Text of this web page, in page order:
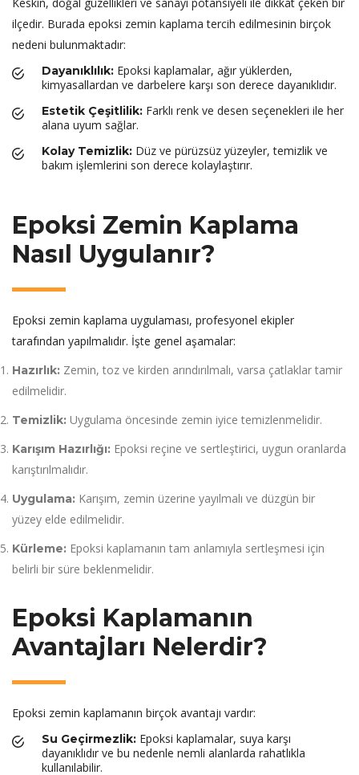
ilçedir. Burada epoksi zemin kaplama tercih edilmesinin birçok
nedeni bulunmaktadır:
Dayanıklılık: Epoksi kaplamalar, ağır yüklerden,
kimyasallardan ve darbelere karşı son derece dayanıklıdır.
Estetik Çeşitlilik: Farklı renk ve desen seçenekleri ile her
alana uyum sağlar.
Kolay Temizlik: Düz ve pürüzsüz yüzeyler, temizlik ve
bakım işlemlerini son derece kolaylaştırır.
Epoksi Zemin Kaplama
Nasıl Uygulanır?
Epoksi zemin kaplama uygulaması, profesyonel ekipler
tarafından yapılmalıdır. İşte genel aşamalar:
Hazırlık: Zemin, toz ve kirden arındırılmalı, varsa çatlaklar tamir
edilmelidir.
Temizlik: Uygulama öncesinde zemin iyice temizlenmelidir.
Karışım Hazırlığı: Epoksi reçine ve sertleştirici, uygun oranlarda
karıştırılmalıdır.
Uygulama: Karışım, zemin üzerine yayılmalı ve düzgün bir
yüzey elde edilmelidir.
Kürleme: Epoksi kaplamanın tam anlamıyla sertleşmesi için
belirli bir süre beklenmelidir.
Epoksi Kaplamanın
Avantajları Nelerdir?
Epoksi zemin kaplamanın birçok avantajı vardır:
Su Geçirmezlik: Epoksi kaplamalar, suya karşı
dayanıklıdır ve bu nedenle nemli alanlarda rahatlıkla
kullanılabilir.